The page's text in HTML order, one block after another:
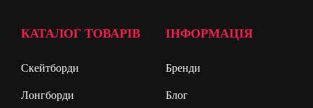
КАТАЛОГ ТОВАРІВ
Скейтборди
Лонгборди
ІНФОРМАЦІЯ
Бренди
Блог